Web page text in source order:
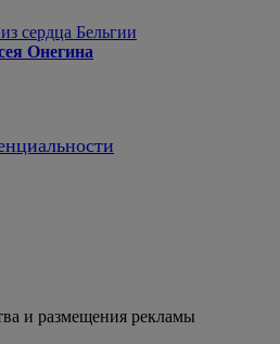
сердца Бельгии
Онегина
и размещения рекламы